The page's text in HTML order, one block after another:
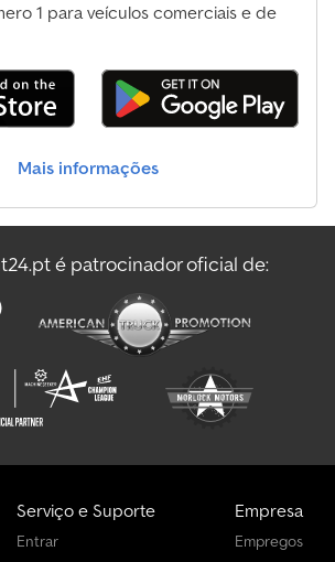
1 para veículos comerciais e de
Mais informações
é patrocinador oficial de:
Serviço e Suporte
Entrar
Empresa
Empregos